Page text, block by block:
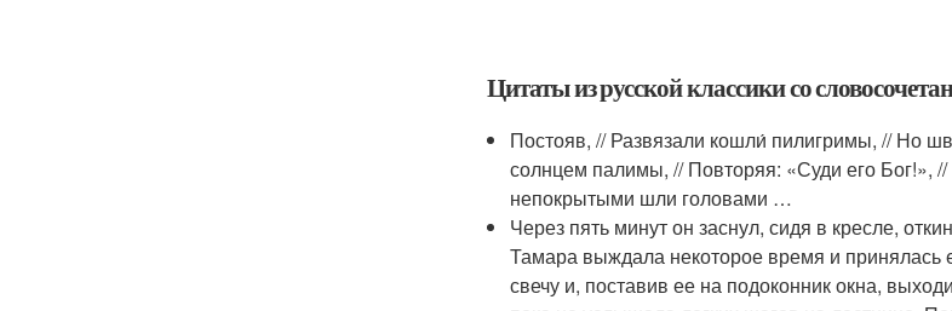
Цитаты из русской классики со
Постояв, // Развязали кошли́ пилигримы, // Но
солнцем палимы, // Повторяя: «Суди его Бог!»,
непокрытыми шли головами …
Через пять минут он заснул, сидя в кресле,
Тамара выждала некоторое время и
свечу и, поставив ее на подоконник окна,